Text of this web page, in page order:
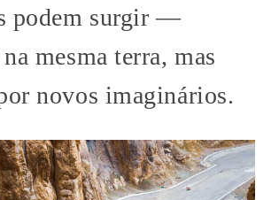
podem surgir —
mesma terra, mas
novos imaginários.